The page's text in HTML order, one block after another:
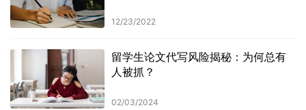
12/23/2022
留学生论文代写风险揭秘：为何总有
人被抓？
02/03/2024